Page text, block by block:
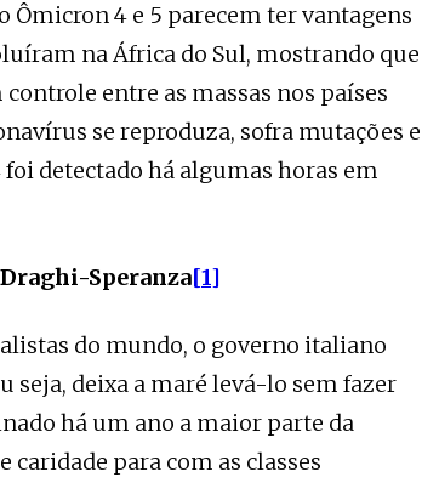
Ômicron 4 e 5 parecem ter vantagens
na África do Sul, mostrando que
entre as massas nos países
se reproduza, sofra mutações e
detectado há algumas horas em
Speranza[1]
do mundo, o governo italiano
seja, deixa a maré levá-lo sem fazer
há um ano a maior parte da
caridade para com as classes